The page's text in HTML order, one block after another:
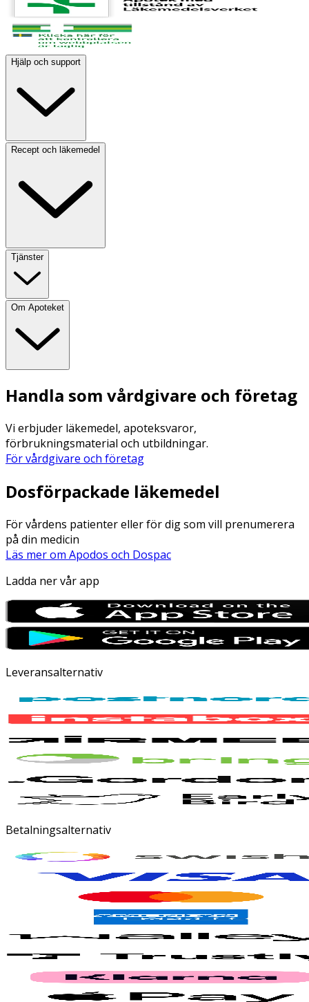
Hjälp och support
Recept och läkemedel
Tjänster
Om Apoteket
Handla som vårdgivare och företag
Vi erbjuder läkemedel, apoteksvaror,
förbrukningsmaterial och utbildningar.
För vårdgivare och företag
Dosförpackade läkemedel
För vårdens patienter eller för dig som vill prenumerera
på din medicin
Läs mer om Apodos och Dospac
Ladda ner vår app
Leveransalternativ
Betalningsalternativ